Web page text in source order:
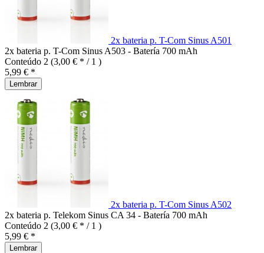
2x bateria p. T-Com Sinus A501
2x bateria p. T-Com Sinus A503 - Batería 700 mAh
Conteúdo 2 (3,00 € * / 1 )
5,99 € *
Lembrar
2x bateria p. T-Com Sinus A502
2x bateria p. Telekom Sinus CA 34 - Batería 700 mAh
Conteúdo 2 (3,00 € * / 1 )
5,99 € *
Lembrar